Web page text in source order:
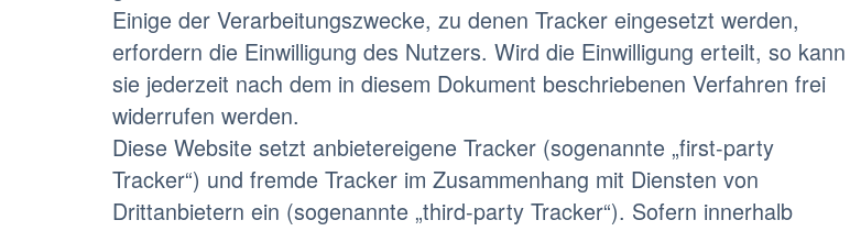
Einige der Verarbeitungszwecke, zu denen Tracker eingesetzt werden,
erfordern die Einwilligung des Nutzers. Wird die Einwilligung erteilt, so kann
sie jederzeit nach dem in diesem Dokument beschriebenen Verfahren frei
widerrufen werden.
Diese Website setzt anbietereigene Tracker (sogenannte „first-party
Tracker“) und fremde Tracker im Zusammenhang mit Diensten von
Drittanbietern ein (sogenannte „third-party Tracker“). Sofern innerhalb